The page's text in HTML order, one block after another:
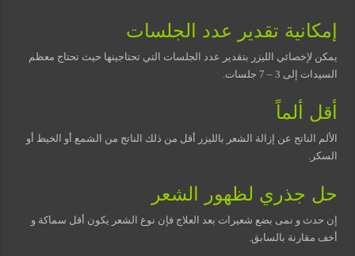
إمكانية تقدير عدد الجلسات
يمكن لإخصائي الليزر بتقدير عدد الجلسات التي تحتاجينها حيث تحتاج معظم
السيدات إلى 3 – 7 جلسات.
أقل ألماً
الألم الناتج عن إزالة الشعر بالليزر أقل من ذلك الناتج من الشمع أو الخيط أو
السكر.
حل جذري لظهور الشعر
إن حدث و نمى بضع شعيرات بعد العلاج فإن نوع الشعر يكون أقل سماكة و
أخف مقارنة بالسابق.